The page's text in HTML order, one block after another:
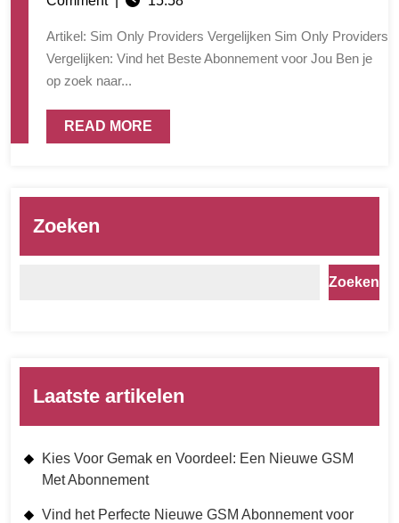
Artikel: Sim Only Providers Vergelijken Sim Only Providers
Vergelijken: Vind het Beste Abonnement voor Jou Ben je
op zoek naar...
READ MORE
Zoeken
Zoeken
Laatste artikelen
Kies Voor Gemak en Voordeel: Een Nieuwe GSM
Met Abonnement
Vind het Perfecte Nieuwe GSM Abonnement voor